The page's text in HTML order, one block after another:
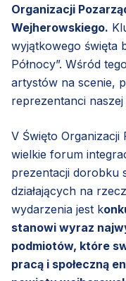
Organizacji
Wejherowskiego.
wyjątkowego święta
Północy”. Wśród
artystów na scenie,
reprezentanci naszej
V Święto
wielkie forum
prezentacji dorobku
działających na
wydarzenia jest k
stanowi wyraz
podmiotów, które
pracą i społeczną